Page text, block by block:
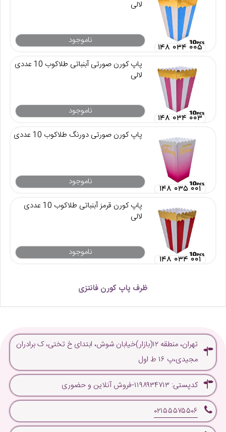
لالی
ناموجود
۱۴۸ ۰۳۴ ۰۰۵
پاپ کورن صورتی آبنباتی طلاکوب 10 عددی
لالی
ناموجود
۱۴۸ ۰۳۴ ۰۰۳
پاپ کورن صورتی دورنگ طلاکوب 10 عددی
ناموجود
۱۴۸ ۰۳۵ ۰۰۱
پاپ کورن قرمز آبنباتی طلاکوب 10 عددی
لالی
ناموجود
۱۴۸ ۰۳۴ ۰۰۱
ظرف پاپ کورن فانتزی
تهران، منطقه ۱۲(بازار)خیابان شوش، ابتدای خ تختی، ک برادران
مجیدی،پ ۱۶ ط اول
کدپستی: ۱۱۹۸۹۳۴۷۱۳-فروش آنلاین و حضوری
۰۲۱۵۵۵۷۵۵۰۶